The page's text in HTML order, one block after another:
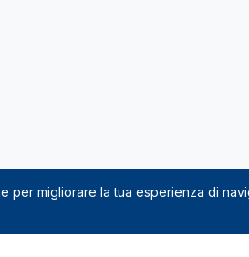
migliorare la tua esperienza di